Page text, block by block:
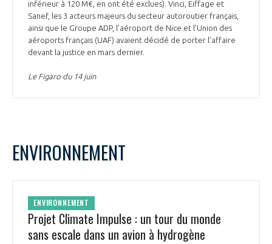
inférieur à 120 M€, en ont été exclues). Vinci, Eiffage et
Sanef, les 3 acteurs majeurs du secteur autoroutier français,
ainsi que le Groupe ADP, l’aéroport de Nice et l’Union des
aéroports français (UAF) avaient décidé de porter l’affaire
devant la justice en mars dernier.
Le Figaro du 14 juin
ENVIRONNEMENT
ENVIRONNEMENT
Projet Climate Impulse : un tour du monde
sans escale dans un avion à hydrogène